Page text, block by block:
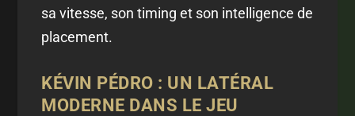
sa vitesse, son timing et son intelligence de
placement.
KÉVIN PÉDRO : UN LATÉRAL
MODERNE DANS LE JEU